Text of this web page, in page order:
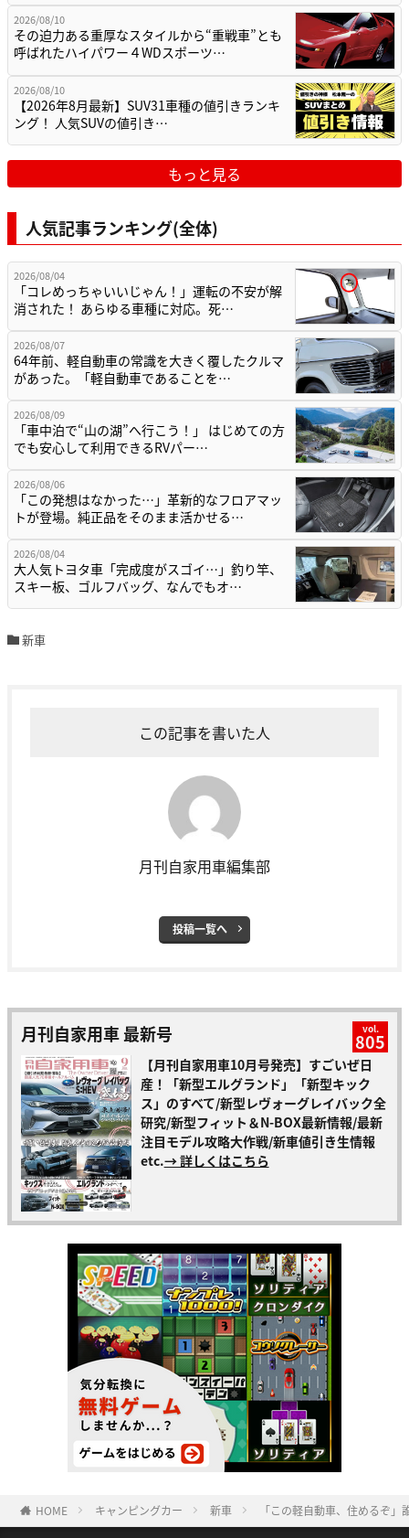
2026/08/10
その迫力ある重厚なスタイルから“重戦車”とも
呼ばれたハイパワー４WDスポーツ…
2026/08/10
【2026年8月最新】SUV31車種の値引きランキ
ング！ 人気SUVの値引き…
もっと見る
人気記事ランキング(全体)
2026/08/04
「コレめっちゃいいじゃん！」運転の不安が解
消された！ あらゆる車種に対応。死…
2026/08/07
64年前、軽自動車の常識を大きく覆したクルマ
があった。「軽自動車であることを…
2026/08/09
「車中泊で“山の湖”へ行こう！」 はじめての方
でも安心して利用できるRVパー…
2026/08/06
「この発想はなかった…」革新的なフロアマッ
トが登場。純正品をそのまま活かせる…
2026/08/04
大人気トヨタ車「完成度がスゴイ…」釣り竿、
スキー板、ゴルフバッグ、なんでもオ…
新車
この記事を書いた人
月刊自家用車編集部
投稿一覧へ
月刊自家用車 最新号 vol.
805
【月刊自家用車10月号発売】すごいぜ日
産！「新型エルグランド」「新型キック
ス」のすべて/新型レヴォーグレイバック全
研究/新型フィット＆N-BOX最新情報/最新
注目モデル攻略大作戦/新車値引き生情報
etc.→ 詳しくはこちら
HOME キャンピングカー 新車 「この軽自動車、住めるぞ